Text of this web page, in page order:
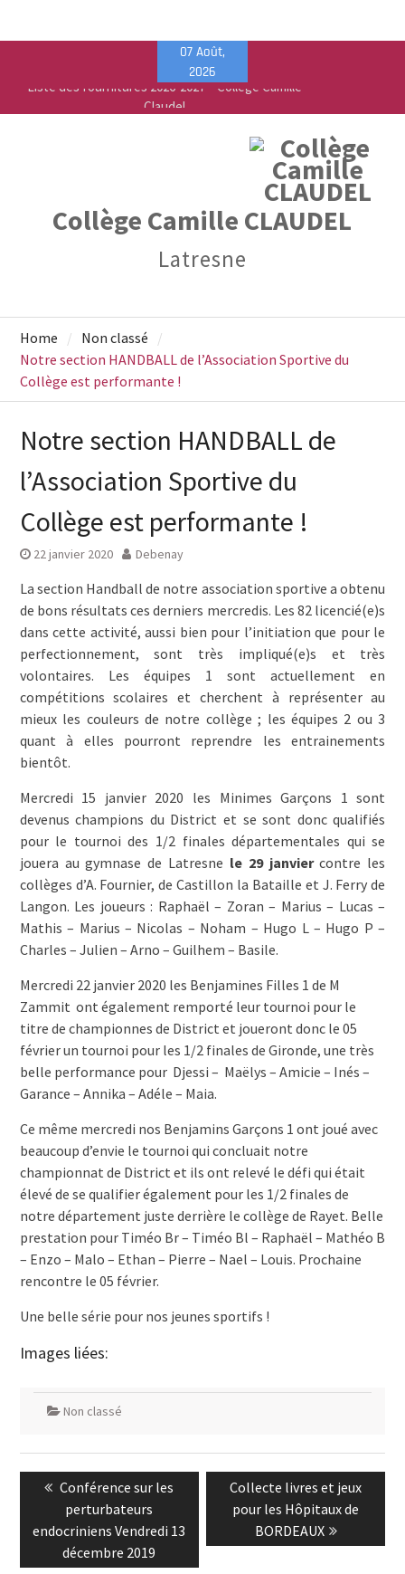
content
07 Août,
2026
Vente de fournitures scolaires – PEEP & Bureau
Vallée
Calendrier de rentrée pour les élèves – Année
Collège Camille CLAUDEL
Latresne
Home
Non classé
Notre section HANDBALL de l’Association Sportive du
Collège est performante !
Notre section HANDBALL de
l’Association Sportive du
Collège est performante !
22 janvier 2020 Debenay
La section Handball de notre association sportive a obtenu
de bons résultats ces derniers mercredis. Les 82 licencié(e)s
dans cette activité, aussi bien pour l’initiation que pour le
perfectionnement, sont très impliqué(e)s et très
volontaires. Les équipes 1 sont actuellement en
compétitions scolaires et cherchent à représenter au
mieux les couleurs de notre collège ; les équipes 2 ou 3
quant à elles pourront reprendre les entrainements
bientôt.
Mercredi 15 janvier 2020 les Minimes Garçons 1 sont
devenus champions du District et se sont donc qualifiés
pour le tournoi des 1/2 finales départementales qui se
jouera au gymnase de Latresne le 29 janviercontre les
collèges d’A. Fournier, de Castillon la Bataille et J. Ferry de
Langon. Les joueurs : Raphaël – Zoran – Marius – Lucas –
Mathis – Marius – Nicolas – Noham – Hugo L – Hugo P –
Charles – Julien – Arno – Guilhem – Basile.
Mercredi 22 janvier 2020 les Benjamines Filles 1 de M
Zammit ont également remporté leur tournoi pour le
titre de championnes de District et joueront donc le 05
février un tournoi pour les 1/2 finales de Gironde, une très
belle performance pour Djessi – Maëlys – Amicie – Inés –
Garance – Annika – Adéle – Maia.
Ce même mercredi nos Benjamins Garçons 1 ont joué avec
beaucoup d’envie le tournoi qui concluait notre
championnat de District et ils ont relevé le défi qui était
élevé de se qualifier également pour les 1/2 finales de
notre département juste derrière le collège de Rayet. Belle
prestation pour Timéo Br – Timéo Bl – Raphaël – Mathéo B
– Enzo – Malo – Ethan – Pierre – Nael – Louis. Prochaine
rencontre le 05 février.
Une belle série pour nos jeunes sportifs !
Images liées:
Non classé
Navigation
l’article
Previous
post:
Conférence sur les
perturbateurs
endocriniens Vendredi 13
décembre 2019
Next
post:
Collecte livres et jeux
pour les Hôpitaux de
BORDEAUX